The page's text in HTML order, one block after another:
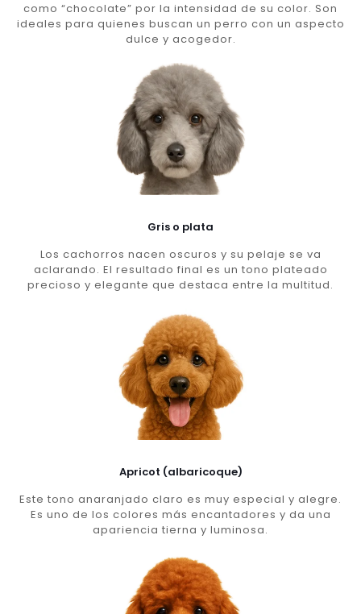
como “chocolate” por la intensidad de su color. Son
ideales para quienes buscan un perro con un aspecto
dulce y acogedor.
Gris o plata
Los cachorros nacen oscuros y su pelaje se va
aclarando. El resultado final es un tono plateado
precioso y elegante que destaca entre la multitud.
Apricot (albaricoque)
Este tono anaranjado claro es muy especial y alegre.
Es uno de los colores más encantadores y da una
apariencia tierna y luminosa.